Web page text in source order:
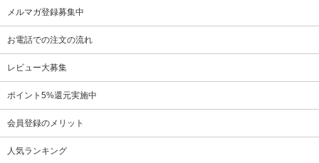
メルマガ登録募集中
お電話での注文の流れ
レビュー大募集
ポイント5%還元実施中
会員登録のメリット
人気ランキング